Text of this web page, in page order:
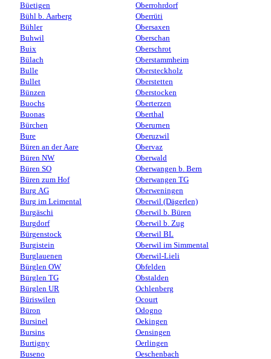
Büetigen
Bühl b. Aarberg
Bühler
Buhwil
Buix
Bülach
Bulle
Bullet
Bünzen
Buochs
Buonas
Bürchen
Bure
Büren an der Aare
Büren NW
Büren SO
Büren zum Hof
Burg AG
Burg im Leimental
Burgäschi
Burgdorf
Bürgenstock
Burgistein
Burglauenen
Bürglen OW
Bürglen TG
Bürglen UR
Büriswilen
Büron
Bursinel
Bursins
Burtigny
Buseno
Oberrohrdorf
Oberrüti
Obersaxen
Oberschan
Oberschrot
Oberstammheim
Obersteckholz
Oberstetten
Oberstocken
Oberterzen
Oberthal
Oberurnen
Oberuzwil
Obervaz
Oberwald
Oberwangen b. Bern
Oberwangen TG
Oberweningen
Oberwil (Dägerlen)
Oberwil b. Büren
Oberwil b. Zug
Oberwil BL
Oberwil im Simmental
Oberwil-Lieli
Obfelden
Obstalden
Ochlenberg
Ocourt
Odogno
Oekingen
Oensingen
Oerlingen
Oeschenbach